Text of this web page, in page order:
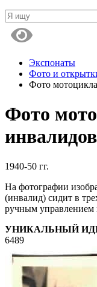
Экспонаты
Фото и
Фото
Фото
инвалидов
1940-50 гг.
На фотографии
(инвалид) сидит в
ручным управлением
УНИКАЛЬНЫЙ
6489